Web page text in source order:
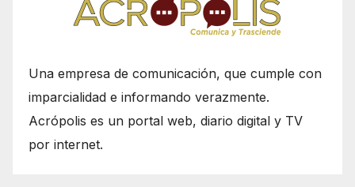
Una empresa de comunicación, que cumple con
imparcialidad e informando verazmente.
Acrópolis es un portal web, diario digital y TV
por internet.